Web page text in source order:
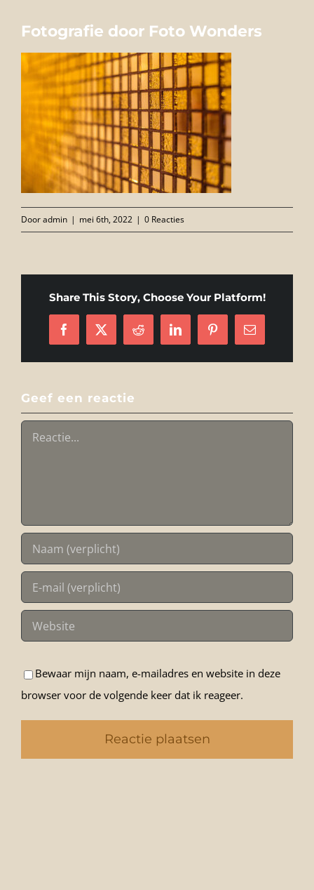
FOTO’S
INFO
OPENINGSTIJDEN
GIFTCARD
CONTACT
Fotografie door Foto Wonders
Dooradmin | mei 6th, 2022 | 0 Reacties
Share This Story, Choose Your Platform!
Facebook
X Reddit LinkedInPinterest
E-
mail
Geef een reactie
Reactie
Bewaar mijn naam, e-mailadres en website in deze
browser voor de volgende keer dat ik reageer.